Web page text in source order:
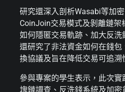
研究還深入剖析Wasabi等加
CoinJoin交易模式及剝離鏈架
如何隱匿交易軌跡、加大反
還研究了非法資金如何在錢
換協議及旨在降低交易可追溯
參與專案的學生表示，此次
塊鏈調查、反洗錢系統及加